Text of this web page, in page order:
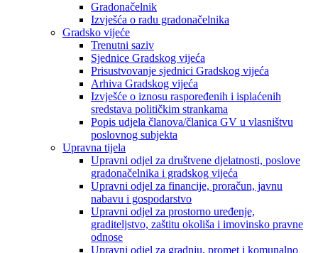
Gradonačelnik
Izvješća o radu gradonačelnika
Gradsko vijeće
Trenutni saziv
Sjednice Gradskog vijeća
Prisustvovanje sjednici Gradskog vijeća
Arhiva Gradskog vijeća
Izvješće o iznosu raspoređenih i isplaćenih
sredstava političkim strankama
Popis udjela članova/članica GV u vlasništvu
poslovnog subjekta
Upravna tijela
Upravni odjel za društvene djelatnosti, poslove
gradonačelnika i gradskog vijeća
Upravni odjel za financije, proračun, javnu
nabavu i gospodarstvo
Upravni odjel za prostorno uređenje,
graditeljstvo, zaštitu okoliša i imovinsko pravne
odnose
Upravni odjel za gradnju, promet i komunalno